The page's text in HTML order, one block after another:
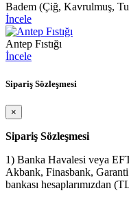
Badem (Çiğ, Kavrulmuş,
İncele
Antep Fıstığı
İncele
Sipariş Sözleşmesi
×
Sipariş Sözleşmesi
1) Banka Havalesi veya
Akbank, Finasbank, Garanti
bankası hesaplarımızdan